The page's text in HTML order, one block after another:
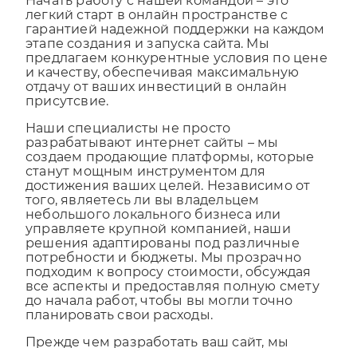
Начать работу с нашей командой – это
легкий старт в онлайн пространстве с
гарантией надежной поддержки на каждом
этапе создания и запуска сайта. Мы
предлагаем конкурентные условия по цене
и качеству, обеспечивая максимальную
отдачу от ваших инвестиций в онлайн
Наши специалисты не просто
разрабатывают интернет сайты – мы
создаем продающие платформы, которые
станут мощным инструментом для
достижения ваших целей. Независимо от
того, являетесь ли вы владельцем
небольшого локального бизнеса или
управляете крупной компанией, наши
решения адаптированы под различные
потребности и бюджеты. Мы прозрачно
подходим к вопросу стоимости, обсуждая
все аспекты и предоставляя полную смету
до начала работ, чтобы вы могли точно